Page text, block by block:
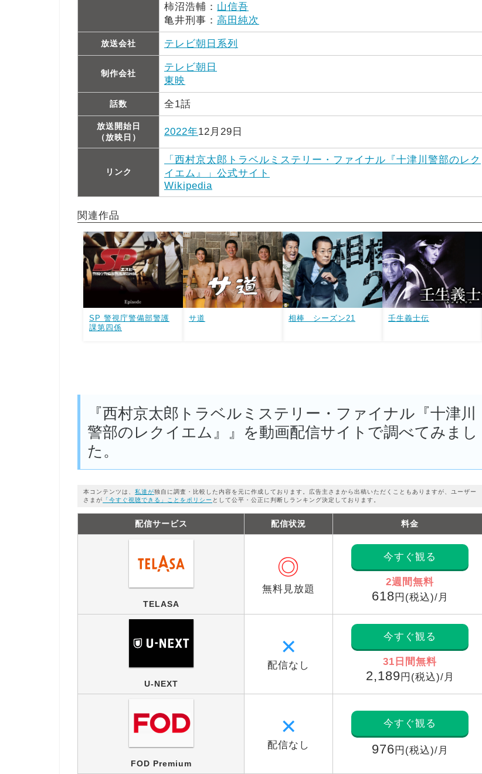
柿沼浩輔： 山信吾
亀井刑事： 高田純次
放送会社 テレビ朝日系列
制作会社
テレビ朝日
東映
話数 全1話
放送開始日
（放映日）
2022年12月29日
リンク
「西村京太郎トラベルミステリー・ファイナル『十津川警部のレク
イエム』」公式サイト
Wikipedia
関連作品
SP 警視庁警備部警護
課第四係
サ道 相棒 シーズン21 壬生義士伝
『西村京太郎トラベルミステリー・ファイナル『十津川
警部のレクイエム』』を動画配信サイトで調べてみまし
た。
本コンテンツは、私達が独自に調査・比較した内容を元に作成しております。広告主さまから出稿いただくこともありますが、ユーザー
さまが 「今すぐ視聴できる」ことをポリシー として公平・公正に判断しランキング決定しております。
配信サービス 配信状況 料金
TELASA
◎
無料見放題
今すぐ観る
2週間無料
618 円(税込)/月
U-NEXT
✕
配信なし
今すぐ観る
31日間無料
2,189 円(税込)/月
FOD Premium
✕
配信なし
今すぐ観る
976 円(税込)/月